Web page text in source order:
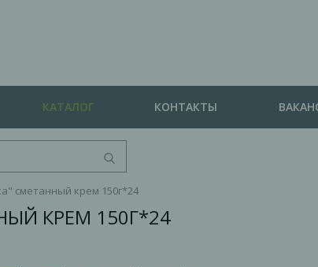
КАТАЛОГ КОНТАКТЫ
сметанный крем 150г*24
КРЕМ 150Г*24